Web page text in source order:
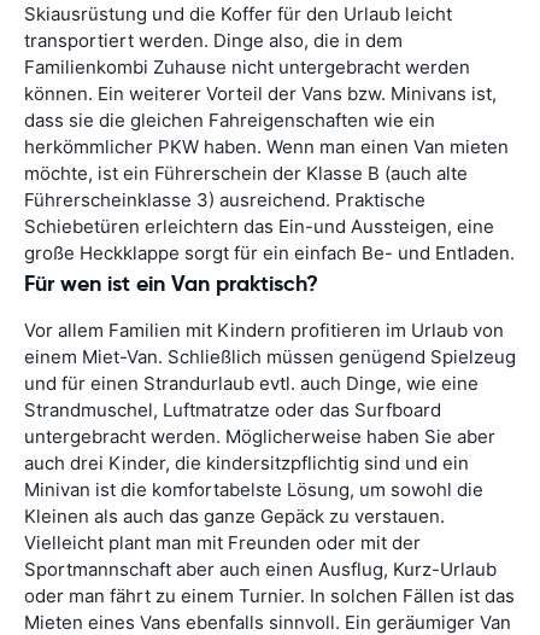
Skiausrüstung und die Koffer für den Urlaub leicht
transportiert werden. Dinge also, die in dem
Familienkombi Zuhause nicht untergebracht werden
können. Ein weiterer Vorteil der Vans bzw. Minivans ist,
dass sie die gleichen Fahreigenschaften wie ein
herkömmlicher PKW haben. Wenn man einen Van mieten
möchte, ist ein Führerschein der Klasse B (auch alte
Führerscheinklasse 3) ausreichend. Praktische
Schiebetüren erleichtern das Ein-und Aussteigen, eine
große Heckklappe sorgt für ein einfach Be- und Entladen.
Für wen ist ein Van praktisch?
Vor allem Familien mit Kindern profitieren im Urlaub von
einem Miet-Van. Schließlich müssen genügend Spielzeug
und für einen Strandurlaub evtl. auch Dinge, wie eine
Strandmuschel, Luftmatratze oder das Surfboard
untergebracht werden. Möglicherweise haben Sie aber
auch drei Kinder, die kindersitzpflichtig sind und ein
Minivan ist die komfortabelste Lösung, um sowohl die
Kleinen als auch das ganze Gepäck zu verstauen.
Vielleicht plant man mit Freunden oder mit der
Sportmannschaft aber auch einen Ausflug, Kurz-Urlaub
oder man fährt zu einem Turnier. In solchen Fällen ist das
Mieten eines Vans ebenfalls sinnvoll. Ein geräumiger Van